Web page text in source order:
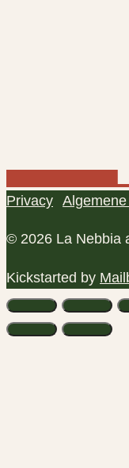
Privacy
© 2026 La Nebbia
Kickstarted by